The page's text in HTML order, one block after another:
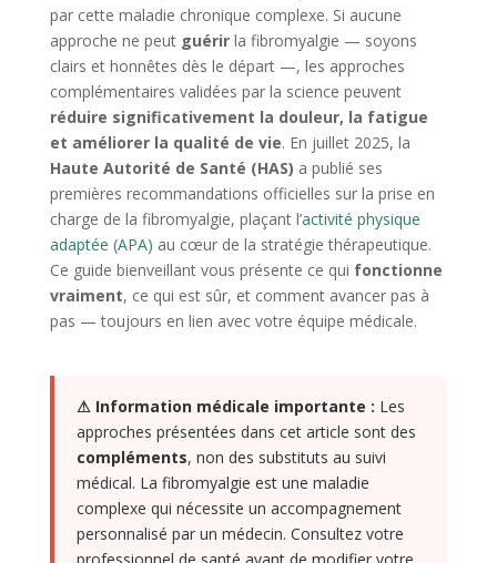
par cette maladie chronique complexe. Si aucune
approche ne peut guérirla fibromyalgie — soyons
clairs et honnêtes dès le départ —, les approches
complémentaires validées par la science peuvent
réduire significativement la douleur, la fatigue
et améliorer la qualité de vie. En juillet 2025, la
Haute Autorité de Santé (HAS) a publié ses
premières recommandations officielles sur la prise en
charge de la fibromyalgie, plaçant l’activité physique
adaptée (APA) au cœur de la stratégie thérapeutique.
Ce guide bienveillant vous présente ce qui fonctionne
vraiment, ce qui est sûr, et comment avancer pas à
pas — toujours en lien avec votre équipe médicale.
⚠ Information médicale importante : Les
approches présentées dans cet article sont des
compléments, non des substituts au suivi
médical. La fibromyalgie est une maladie
complexe qui nécessite un accompagnement
personnalisé par un médecin. Consultez votre